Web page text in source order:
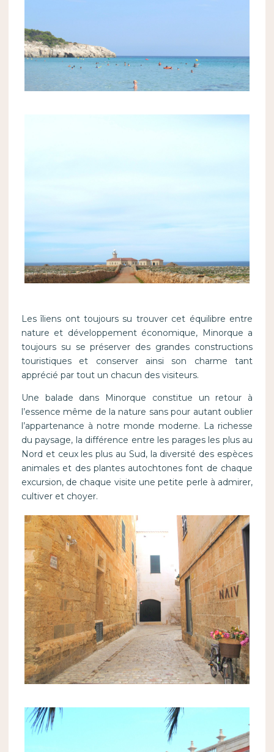
Les îliens ont toujours su trouver cet équilibre entre
nature et développement économique, Minorque a
toujours su se préserver des grandes constructions
touristiques et conserver ainsi son charme tant
apprécié par tout un chacun des visiteurs.
Une balade dans Minorque constitue un retour à
l’essence même de la nature sans pour autant oublier
l’appartenance à notre monde moderne. La richesse
du paysage, la différence entre les parages les plus au
Nord et ceux les plus au Sud, la diversité des espèces
animales et des plantes autochtones font de chaque
excursion, de chaque visite une petite perle à admirer,
cultiver et choyer.